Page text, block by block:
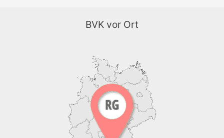
BVK vor Ort